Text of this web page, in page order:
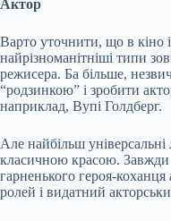
Актор
Варто уточнити, що в кіно і
найрізноманітніші типи
режисера. Ба більше,
“родзинкою” і зробити
наприклад, Вупі Голдберг.
Але найбільш
класичною красою. Завжди
гарненького героя-
ролей і видатний